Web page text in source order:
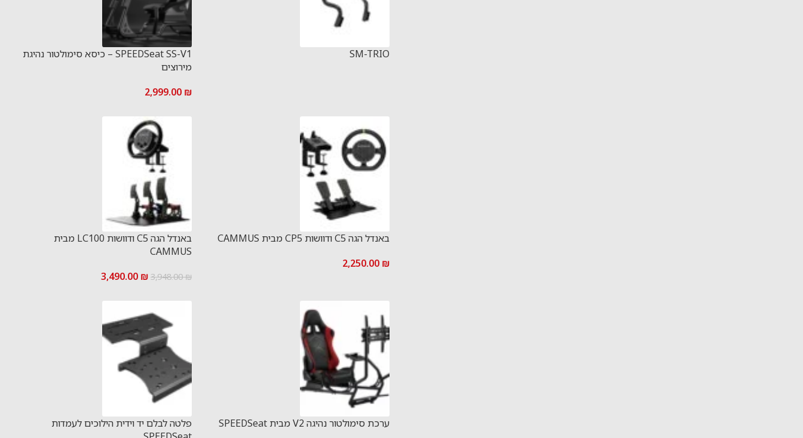
SM-TRIO
SPEEDSeat SS-V1 – כיסא סימולטור נהיגת
מירוצים
2,999.00 ₪
באנדל הגה C5 ודוושות CP5 מבית CAMMUS
2,250.00 ₪
באנדל הגה C5 ודוושות LC100 מבית
CAMMUS
3,948.00₪
3,490.00 ₪
ערכת סימולטור נהיגה V2 מבית SPEEDSeat
פלטה לבלם יד וידית הילוכים לעמדות